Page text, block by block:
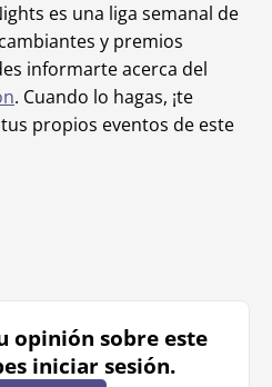
es una liga semanal de
y premios
informarte acerca del
. Cuando lo hagas, ¡te
propios eventos de este
opinión sobre este
iniciar sesión.